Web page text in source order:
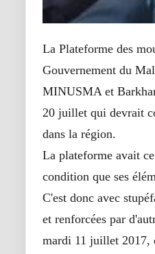
La Plateforme des
Gouvernement du
MINUSMA et
20 juillet qui devrait
dans la région.
La plateforme avait
condition que ses
C'est donc avec
et renforcées par
mardi 11 juillet 2017,